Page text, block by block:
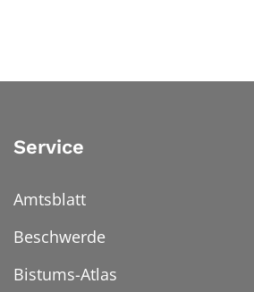
Service
Amtsblatt
Beschwerde
Bistums-Atlas